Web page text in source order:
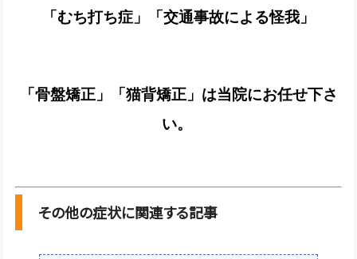
「むち打ち症」「交通事故による怪我」
「骨盤矯正」「猫背矯正」は当院にお任せ下さ
い。
その他の症状に関連する記事